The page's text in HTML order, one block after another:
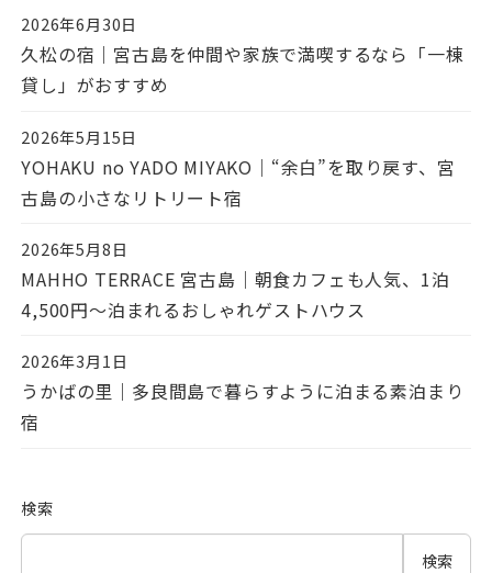
投稿日
2026年6月30日
久松の宿｜宮古島を仲間や家族で満喫するなら「一棟
貸し」がおすすめ
投稿日
2026年5月15日
YOHAKU no YADO MIYAKO｜“余白”を取り戻す、宮
古島の小さなリトリート宿
投稿日
2026年5月8日
MAHHO TERRACE 宮古島｜朝食カフェも人気、1泊
4,500円〜泊まれるおしゃれゲストハウス
投稿日
2026年3月1日
うかばの里｜多良間島で暮らすように泊まる素泊まり
宿
検索
検索